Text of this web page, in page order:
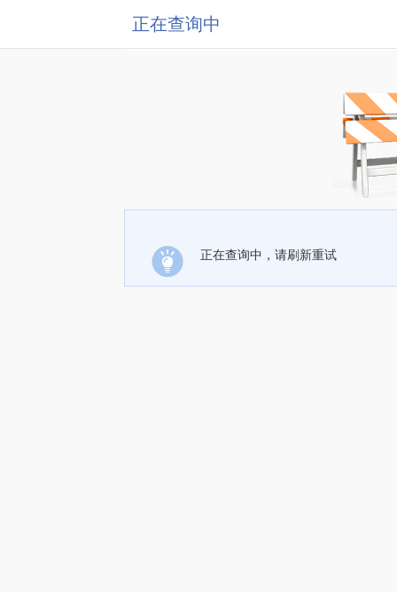
正在查询中
正在查询中，请刷新重试